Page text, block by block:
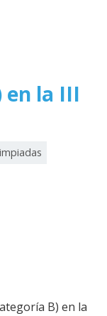
en la III
B) en la